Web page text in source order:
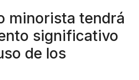
minorista tendrá
significativo
de los